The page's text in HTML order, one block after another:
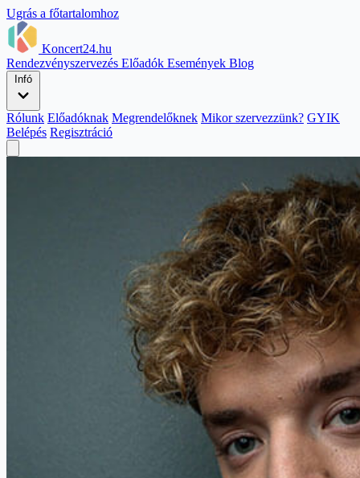
Ugrás a főtartalomhoz
Koncert24.hu
Rendezvényszervezés Előadók Események Blog
Infó
Rólunk Előadóknak Megrendelőknek Mikor szervezzünk? GYIK
Belépés Regisztráció